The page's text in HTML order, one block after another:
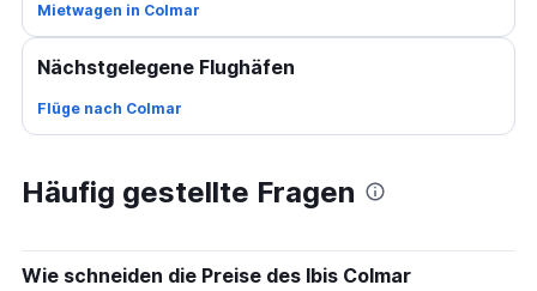
Mietwagen in Colmar
Nächstgelegene Flughäfen
Flüge nach Colmar
Häufig gestellte Fragen
Wie schneiden die Preise des Ibis Colmar